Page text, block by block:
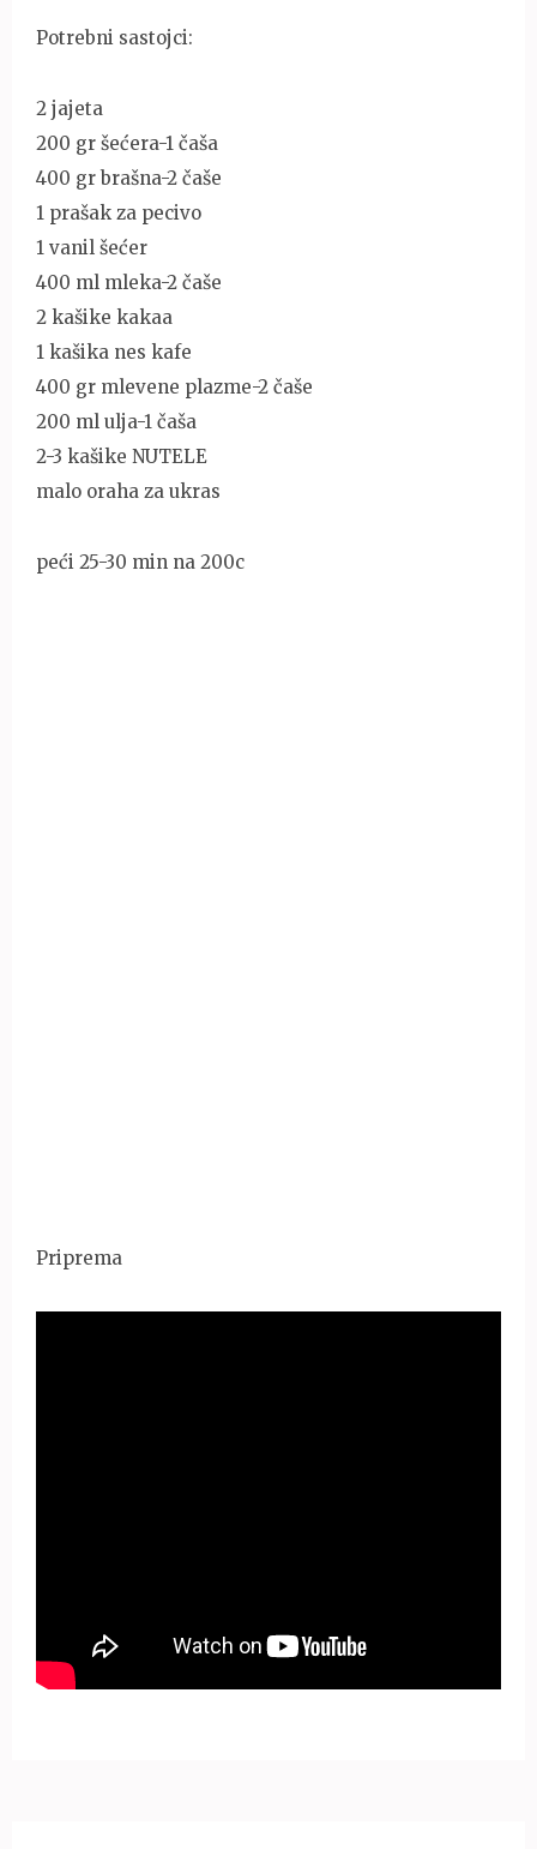
Potrebni sastojci:
2 jajeta
200 gr šećera-1 čaša
400 gr brašna-2 čaše
1 prašak za pecivo
1 vanil šećer
400 ml mleka-2 čaše
2 kašike kakaa
1 kašika nes kafe
400 gr mlevene plazme-2 čaše
200 ml ulja-1 čaša
2-3 kašike NUTELE
malo oraha za ukras
peći 25-30 min na 200c
Priprema